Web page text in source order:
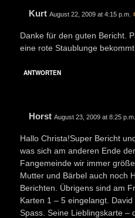
Kurt August 22, 2009 at 4:15 p.m.
Danke für den guten Bericht.
eine rote Staublunge
ANTWORTEN
Horst August 23, 2009 at 8:25 p.m.
Hallo Christa!Super Bericht
was sich am anderen Ende
Fangemeinde wir immer
Mutter und Bärbel auch noch
Berichten. Übrigens sind am
Karten 1 – 5 eingelangt.
Spass. Seine Lieblingskarte –